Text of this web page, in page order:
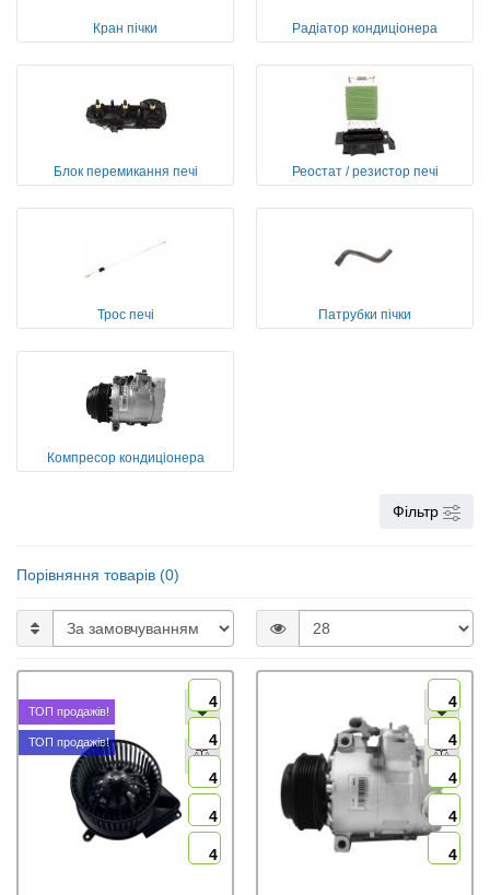
Кран пічки Радіатор кондиціонера
Блок перемикання печі Реостат / резистор печі
Трос печі Патрубки пічки
Компресор кондиціонера
Фільтр
Порівняння товарів (0)
ТОП продажів!
ТОП продажів!
4
4
4
4
4
4
4
4
4
4